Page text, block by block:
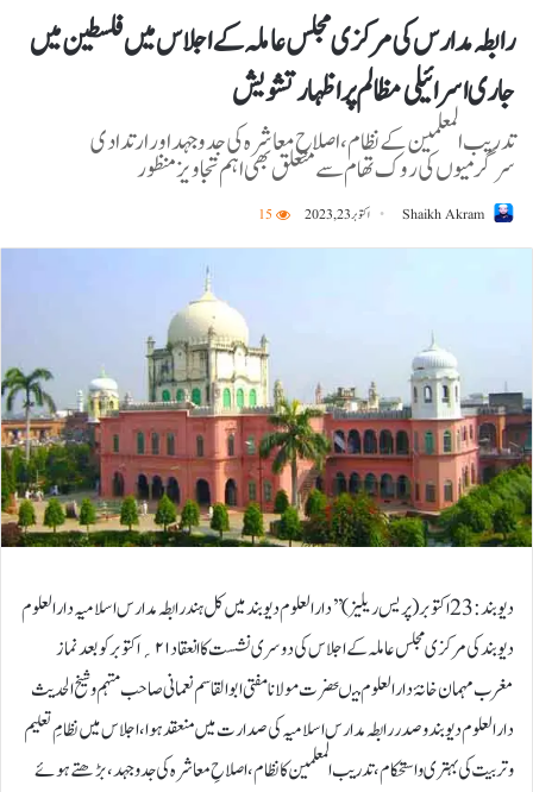
رابطہ مدارس کی مرکز ی مجلس عاملہ کے اجلاس میں فلسطین میں
جاری اسرائیلی مظالم پر اظہارتشویش
تدریب المعلمین کے نظام، اصلاحِ معاشرہ کی جدوجہد اورارتدادی
سرگرمیوں کی روک تھام سے متعلق بھی اہم تجاویز منظور
Shaikh Akram اکتوبر 23, 2023 15
دیوبند:23 اکتوبر(پریس ریلیز)’’دارالعلوم دیوبند میں کل ہندرابطہ مدارس اسلامیہ دارالعلوم
دیوبند کی مرکزی مجلس عاملہ کے اجلاس کی دوسری نشست کا انعقاد ۲۱؍اکتوبر کوبعد نماز
مغرب مہمان خانۂ دارالعلوم میںحضرت مولانا مفتی ابوالقاسم نعمانی صاحب مہتمم وشیخ الحدیث
دارالعلوم دیوبند وصدررابطہ مدارس اسلامیہ کی صدارت میں منعقد ہوا،اجلاس میں نظامِ تعلیم
وتربیت کی بہتری واستحکام،تدریب المعلمین کا نظام، اصلاحِ معاشرہ کی جدوجہد، بڑھتے ہوئے